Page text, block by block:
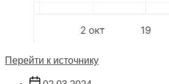
Перейти к источнику
Дата